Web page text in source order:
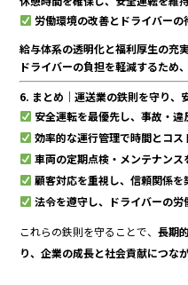
労働環境の改善とドライバーの
給与体系の透明化と福利厚生の充
ドライバーの負担を軽減するため
6. まとめ｜運送業の鉄則を守り、
安全運転を最優先し、事故・違
効率的な運行管理で時間とコス
車両の定期点検・メンテナン
顧客対応を重視し、信頼関係を
法令を遵守し、ドライバーの労
これらの鉄則を守ることで、長期
り、企業の成長と社会貢献につなが